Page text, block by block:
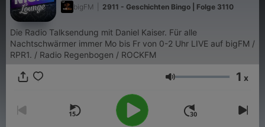
bigFM 2911 - Geschichten Bingo | Folge 3110
Die Radio Talksendung mit Daniel Kaiser. Für alle
Nachtschwärmer immer Mo bis Fr von 0-2 Uhr LIVE auf bigFM /
RPR1. / Radio Regenbogen / ROCKFM
Volym 1 x